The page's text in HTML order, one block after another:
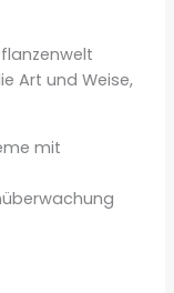
Art und Weise,
mit